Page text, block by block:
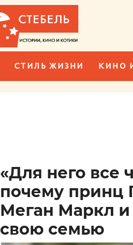
СТИЛЬ ЖИЗНИ КИНО
«Для него все
почему принц
Меган Маркл и
свою семью